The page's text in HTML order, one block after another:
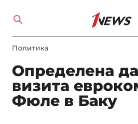
Политика
Определена
визита
Фюле в Баку